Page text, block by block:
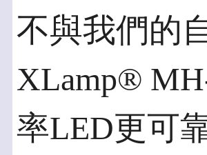
不與我們的
XLamp®
率LED更可